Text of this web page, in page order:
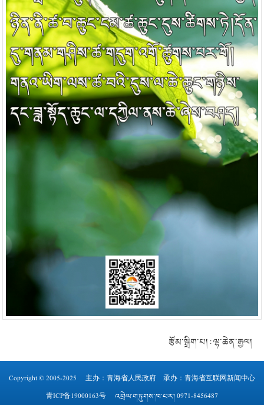
རྩོམ་སྒྲིག་པ། : ལྷ་ཆེན་རྒྱལ།
Copyright © 2005-2025 主办： 青海省人民政府 承办：青海省互联网新闻中心
青ICP备19000163号 འབྲེལ་གཏུགས་ཁ་པར། 0971-8456487